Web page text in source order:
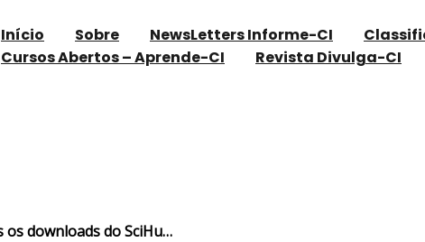
Início Sobre NewsLetters Informe-CI
Cursos Abertos – Aprende-CI
Revista Divulga-CI
os downloads do SciHu…